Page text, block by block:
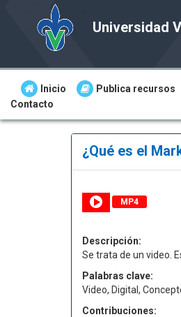
Universidad
Inicio
Publica recursos
Contacto
¿Qué es el
MP4
Descripción:
Se trata de un video.
Palabras clave:
Video, Digital,
Contribuciones: